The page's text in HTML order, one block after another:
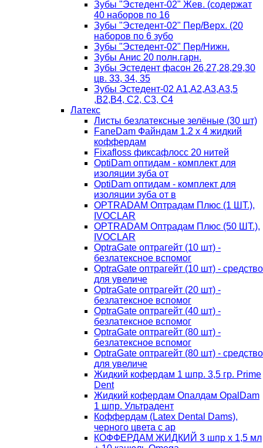
Зубы "Эстедент-02" Жев. (содержат
40 наборов по 16
Зубы "Эстедент-02" Пер/Верх. (20
наборов по 6 зубо
Зубы "Эстедент-02" Пер/Нижн.
Зубы Анис 20 полн.гарн.
Зубы Эстедент фасон 26,27,28,29,30
цв. 33, 34, 35
Зубы Эстедент-02 А1,А2,А3,А3,5
,В2,В4, С2, С3, С4
Латекс
Листы безлатексные зелёные (30 шт)
FaneDam Файндам 1.2 х 4 жидкий
коффердам
Fixafloss фиксафлосс 20 нитей
OptiDam оптидам - комплект для
изоляции зуба от
OptiDam оптидам - комплект для
изоляции зуба от в
OPTRADAM Оптрадам Плюс (1 ШТ.),
IVOCLAR
OPTRADAM Оптрадам Плюс (50 ШТ.),
IVOCLAR
OptraGate оптрагейт (10 шт) -
безлатексное вспомог
OptraGate оптрагейт (10 шт) - средство
для увеличе
OptraGate оптрагейт (20 шт) -
безлатексное вспомог
OptraGate оптрагейт (40 шт) -
безлатексное вспомог
OptraGate оптрагейт (80 шт) -
безлатексное вспомог
OptraGate оптрагейт (80 шт) - средство
для увеличе
Жидкий кофердам 1 шпр. 3,5 гр. Prime
Dent
Жидкий кофердам Опалдам OpalDam
1 шпр. Ультрадент
Коффердам (Latex Dental Dams),
черного цвета с ар
КОФФЕРДАМ ЖИДКИЙ 3 шпр х 1,5 мл